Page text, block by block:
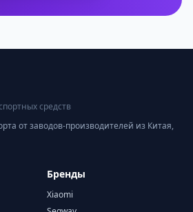
средств
от заводов-производителей из Китая,
Бренды
Xiaomi